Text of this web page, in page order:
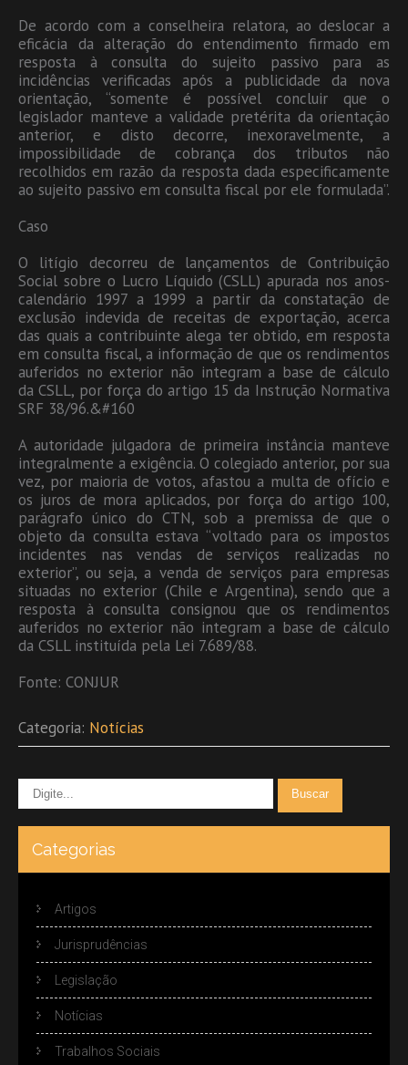
De acordo com a conselheira relatora, ao deslocar a
eficácia da alteração do entendimento firmado em
resposta à consulta do sujeito passivo para as
incidências verificadas após a publicidade da nova
orientação, “somente é possível concluir que o
legislador manteve a validade pretérita da orientação
anterior, e disto decorre, inexoravelmente, a
impossibilidade de cobrança dos tributos não
recolhidos em razão da resposta dada especificamente
ao sujeito passivo em consulta fiscal por ele formulada”.
Caso
O litígio decorreu de lançamentos de Contribuição
Social sobre o Lucro Líquido (CSLL) apurada nos anos-
calendário 1997 a 1999 a partir da constatação de
exclusão indevida de receitas de exportação, acerca
das quais a contribuinte alega ter obtido, em resposta
em consulta fiscal, a informação de que os rendimentos
auferidos no exterior não integram a base de cálculo
da CSLL, por força do artigo 15 da Instrução Normativa
SRF 38/96.&#160
A autoridade julgadora de primeira instância manteve
integralmente a exigência. O colegiado anterior, por sua
vez, por maioria de votos, afastou a multa de ofício e
os juros de mora aplicados, por força do artigo 100,
parágrafo único do CTN, sob a premissa de que o
objeto da consulta estava “voltado para os impostos
incidentes nas vendas de serviços realizadas no
exterior”, ou seja, a venda de serviços para empresas
situadas no exterior (Chile e Argentina), sendo que a
resposta à consulta consignou que os rendimentos
auferidos no exterior não integram a base de cálculo
da CSLL instituída pela Lei 7.689/88.
Fonte: CONJUR
Categoria: Notícias
Categorias
Artigos
Jurisprudências
Legislação
Notícias
Trabalhos Sociais